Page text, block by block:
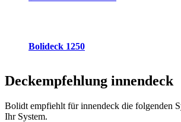
Bolideck 1250
Deckempfehlung innendeck
Bolidt empfiehlt für innendeck die folgenden
Ihr System.